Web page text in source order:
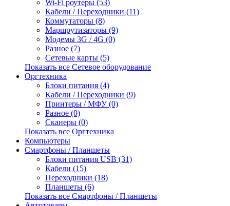
Wi-Fi роутеры (53)
Кабели / Переходники (11)
Коммутаторы (8)
Маршрутизаторы (9)
Модемы 3G / 4G (0)
Разное (7)
Сетевые карты (5)
Показать все Сетевое оборудование
Оргтехника
Блоки питания (4)
Кабели / Переходники (9)
Принтеры / МФУ (0)
Разное (0)
Сканеры (0)
Показать все Оргтехника
Компьютеры
Смартфоны / Планшеты
Блоки питания USB (31)
Кабели (15)
Переходники (18)
Планшеты (6)
Показать все Смартфоны / Планшеты